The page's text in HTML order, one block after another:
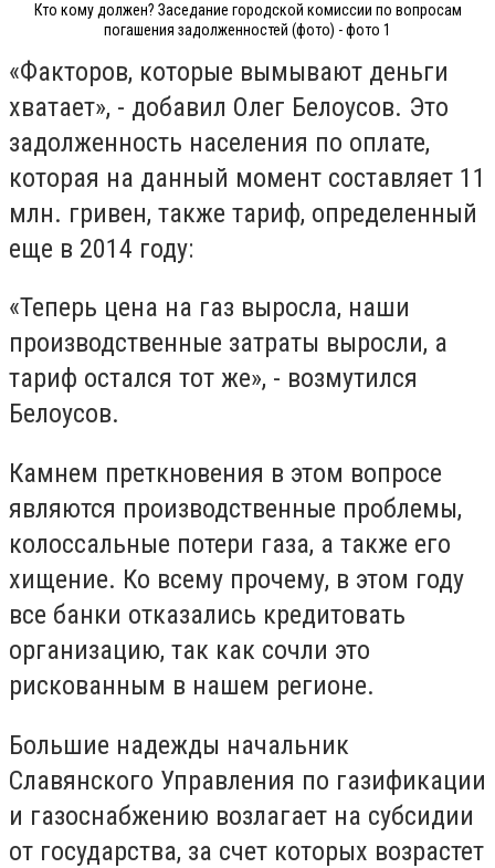
Кто кому должен? Заседание городской комиссии по вопросам
погашения задолженностей (фото) - фото 1
«Факторов, которые вымывают деньги
хватает», - добавил Олег Белоусов. Это
задолженность населения по оплате,
которая на данный момент составляет 11
млн. гривен, также тариф, определенный
еще в 2014 году:
«Теперь цена на газ выросла, наши
производственные затраты выросли, а
тариф остался тот же», - возмутился
Белоусов.
Камнем преткновения в этом вопросе
являются производственные проблемы,
колоссальные потери газа, а также его
хищение. Ко всему прочему, в этом году
все банки отказались кредитовать
организацию, так как сочли это
рискованным в нашем регионе.
Большие надежды начальник
Славянского Управления по газификации
и газоснабжению возлагает на субсидии
от государства, за счет которых возрастет